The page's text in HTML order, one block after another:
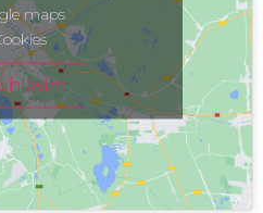
maps